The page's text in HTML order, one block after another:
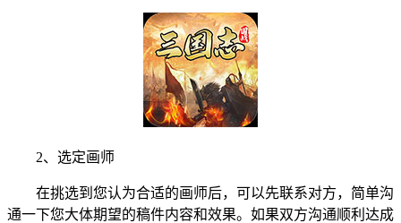
2、选定画师
在挑选到您认为合适的画师后，可以先联系对方，简单沟
通一下您大体期望的稿件内容和效果。如果双方沟通顺利达成